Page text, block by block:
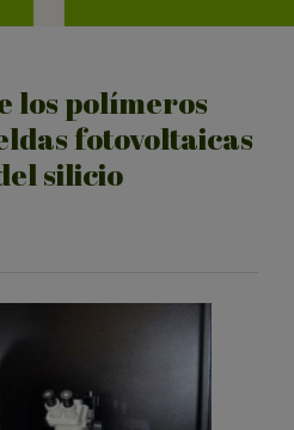
los polímeros
fotovoltaicas
silicio